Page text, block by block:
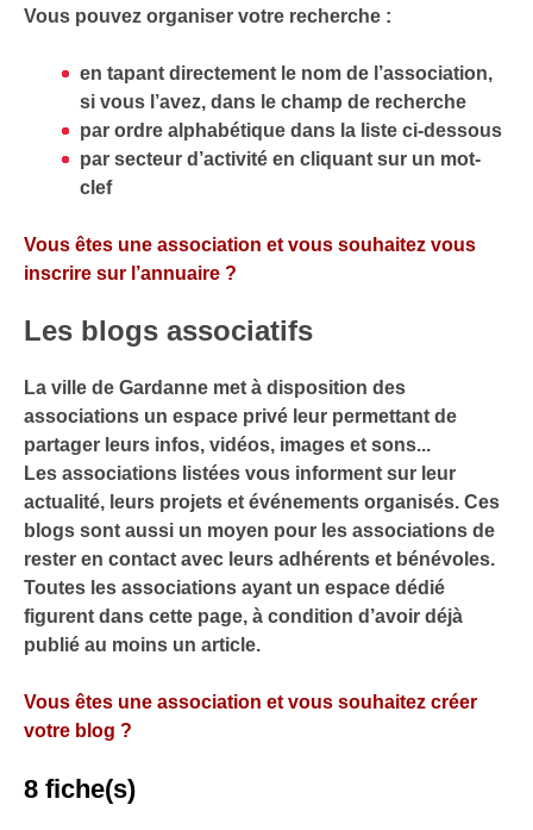
Vous pouvez organiser votre recherche :
en tapant directement le nom de l’association,
si vous l’avez, dans le champ de recherche
par ordre alphabétique dans la liste ci-dessous
par secteur d’activité en cliquant sur un mot-
clef
Vous êtes une association et vous souhaitez vous
inscrire sur l’annuaire ?
Les blogs associatifs
La ville de Gardanne met à disposition des
associations un espace privé leur permettant de
partager leurs infos, vidéos, images et sons...
Les associations listées vous informent sur leur
actualité, leurs projets et événements organisés. Ces
blogs sont aussi un moyen pour les associations de
rester en contact avec leurs adhérents et bénévoles.
Toutes les associations ayant un espace dédié
figurent dans cette page, à condition d’avoir déjà
publié au moins un article.
Vous êtes une association et vous souhaitez créer
votre blog ?
8 fiche(s)